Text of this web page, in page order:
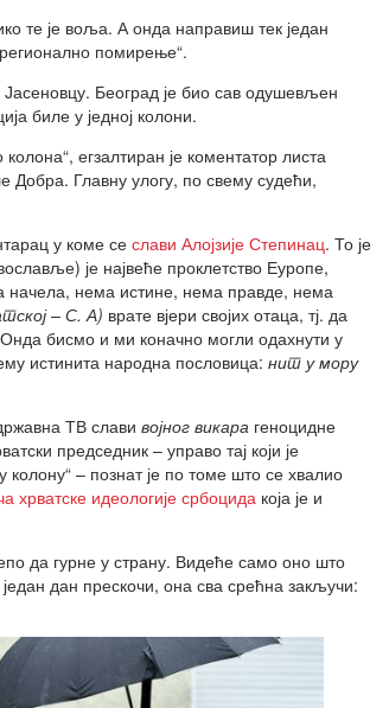
те је воља. А онда направиш тек један
помирење“.
Београд је био сав одушевљен
биле у једној колони.
егзалтиран је коментатор листа
Добра. Главну улогу, по свему судећи,
у коме се слави Алојзије Степинац. То је
је највеће проклетство Еуропе,
начела, нема истине, нема правде, нема
– С. А) врате вјери својих отаца, тј. да
бисмо и ми коначно могли одахнути у
истинита народна пословица: нит у мору
ТВ слави војног викара геноцидне
председник – управо тај који је
колону“ – познат је по томе што се хвалио
хрватске идеологије србоцида која је и
да гурне у страну. Видеће само оно што
дан прескочи, она сва срећна закључи: